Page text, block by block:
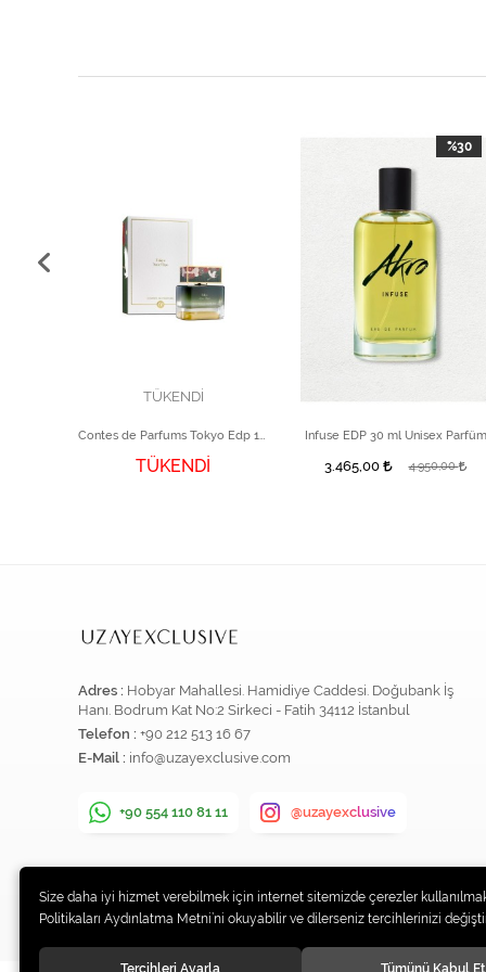
TÜKENDİ
TÜKENDİ
Infuse EDP 30 ml Unisex Parfüm
3.465,00 4.950,00
%30
Adres : Hobyar Mahallesi. Hamidiye Caddesi. Doğubank İş
Hanı. Bodrum Kat No:2 Sirkeci - Fatih 34112 İstanbul
Telefon : +90 212 513 16 67
E-Mail : info@uzayexclusive.com
+90 554 110 81 11 @uzayexclusive
Size daha iyi hizmet verebilmek için internet sitemizde çerezler
Politikaları Aydınlatma Metni’ni okuyabilir ve dilerseniz tercihlerinizi
Tercihleri Ayarla Tümünü Kabul Et